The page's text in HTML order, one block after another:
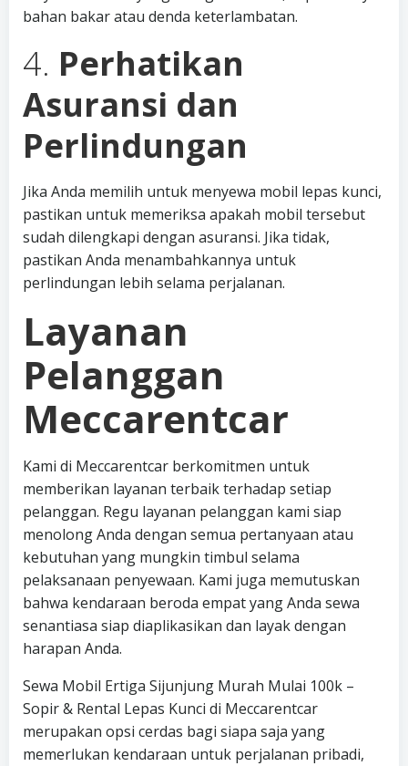
bahan bakar atau denda keterlambatan.
4. Perhatikan
Asuransi dan
Perlindungan
Jika Anda memilih untuk menyewa mobil lepas kunci,
pastikan untuk memeriksa apakah mobil tersebut
sudah dilengkapi dengan asuransi. Jika tidak,
pastikan Anda menambahkannya untuk
perlindungan lebih selama perjalanan.
Layanan
Pelanggan
Meccarentcar
Kami di Meccarentcar berkomitmen untuk
memberikan layanan terbaik terhadap setiap
pelanggan. Regu layanan pelanggan kami siap
menolong Anda dengan semua pertanyaan atau
kebutuhan yang mungkin timbul selama
pelaksanaan penyewaan. Kami juga memutuskan
bahwa kendaraan beroda empat yang Anda sewa
senantiasa siap diaplikasikan dan layak dengan
harapan Anda.
Sewa Mobil Ertiga Sijunjung Murah Mulai 100k –
Sopir & Rental Lepas Kunci di Meccarentcar
merupakan opsi cerdas bagi siapa saja yang
memerlukan kendaraan untuk perjalanan pribadi,